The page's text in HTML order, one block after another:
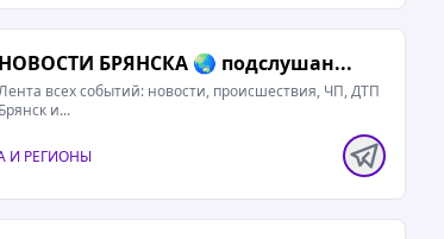
НОВОСТИ БРЯНСКА 🌏 подслушан...
всех событий: новости, происшествия, ЧП, ДТП
Брянск и...
И РЕГИОНЫ